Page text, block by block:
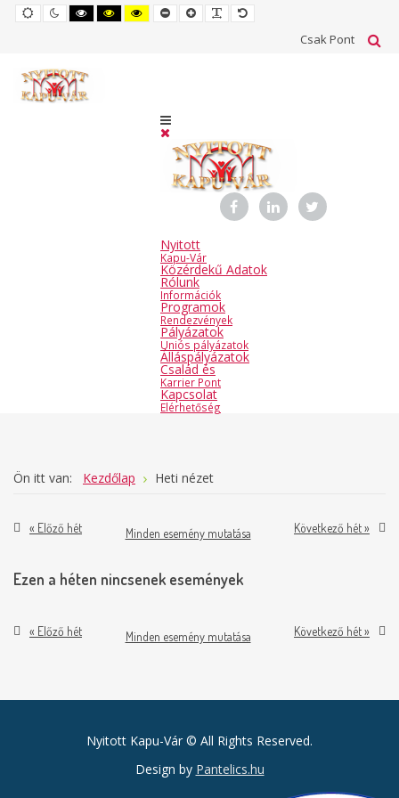
Default
mode
Night
mode
High
contrast
High
contrast
High
contrast
Set
smaller
Set
larger
Make
font
Set
default
Csak Pont
Nyitott
Kapu-Vár
Közérdekű Adatok
Rólunk
Információk
Programok
Rendezvények
Pályázatok
Uniós pályázatok
Álláspályázatok
Család és
Karrier Pont
Kapcsolat
Elérhetőség
Ön itt van: Kezdőlap Heti nézet
« Előző hét Minden esemény mutatása Következő hét »
Ezen a héten nincsenek események
« Előző hét Minden esemény mutatása Következő hét »
Nyitott Kapu-Vár © All Rights Reserved.
Design by Pantelics.hu